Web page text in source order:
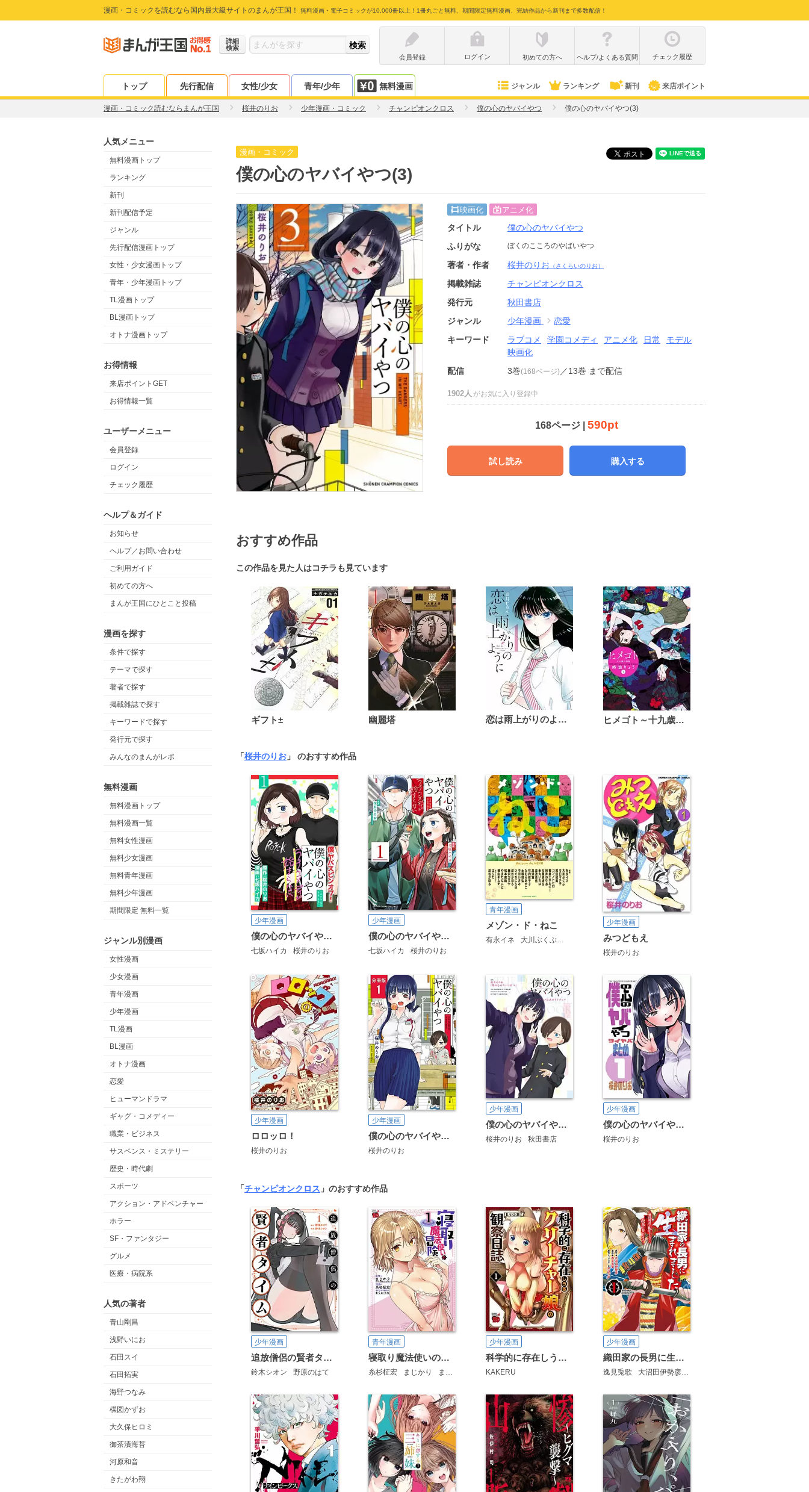
漫画・コミックを読むなら国内最大級サイトのまんが王国！ 無料漫画・電子コミックが10,000冊以上！1冊丸ごと無料、期間限定無料漫画、完結作品から新刊まで多数配信！
詳細
検索
会員登録
ログイン 初めての方へ ヘルプ/よくある質問 チェック履歴
トップ 先行配信 女性/少女 青年/少年 無料漫画 ジャンル ランキング 新刊 来店ポイント
漫画・コミック読むならまんが王国 桜井のりお 少年漫画・コミック チャンピオンクロス 僕の心のヤバイやつ 僕の心のヤバイやつ(3)
人気メニュー
無料漫画トップ
ランキング
新刊
新刊配信予定
ジャンル
先行配信漫画トップ
女性・少女漫画トップ
青年・少年漫画トップ
TL漫画トップ
BL漫画トップ
オトナ漫画トップ
お得情報
来店ポイントGET
お得情報一覧
ユーザーメニュー
会員登録
ログイン
チェック履歴
ヘルプ＆ガイド
お知らせ
ヘルプ／お問い合わせ
ご利用ガイド
初めての方へ
まんが王国にひとこと投稿
漫画を探す
条件で探す
テーマで探す
著者で探す
掲載雑誌で探す
キーワードで探す
発行元で探す
みんなのまんがレポ
無料漫画
無料漫画トップ
無料漫画一覧
無料女性漫画
無料少女漫画
無料青年漫画
無料少年漫画
期間限定 無料一覧
ジャンル別漫画
女性漫画
少女漫画
青年漫画
少年漫画
TL漫画
BL漫画
オトナ漫画
恋愛
ヒューマンドラマ
ギャグ・コメディー
職業・ビジネス
サスペンス・ミステリー
歴史・時代劇
スポーツ
アクション・アドベンチャー
ホラー
SF・ファンタジー
グルメ
医療・病院系
人気の著者
青山剛昌
浅野いにお
石田スイ
石田拓実
海野つなみ
楳図かずお
大久保ヒロミ
御茶漬海苔
河原和音
きたがわ翔
漫画・コミック
僕の心のヤバイやつ(3)
映画化 アニメ化
タイトル
僕の心のヤバイやつ
ふりがな
ぼくのこころのやばいやつ
著者・作者 桜井のりお （さくらいのりお）
掲載雑誌
チャンピオンクロス
発行元
秋田書店
ジャンル
少年漫画
恋愛
キーワード
ラブコメ 学園コメディ アニメ化 日常
モデル
映画化
配信
3巻(168ページ) ／13巻 まで配信
1902人 がお気に入り登録中
168ページ | 590pt
試し読み 購入する
おすすめ作品
この作品を見た人はコチラも見ています
ギフト± 幽麗塔 恋は雨上がりのように ヒメゴト～十九歳の制服～
「桜井のりお 」 のおすすめ作品
少年漫画
僕の心のヤバイやつ ラブコメディが始まらない(話売り)
七坂ハイカ 桜井のりお
少年漫画
僕の心のヤバイやつ ラブコメディが始まらない
七坂ハイカ 桜井のりお
青年漫画
メゾン・ド・ねこ
有永イネ 大川ぶくぶ 黒田硫黄 コンノトヒロ
少年漫画
みつどもえ
桜井のりお
少年漫画
ロロッロ！
桜井のりお
少年漫画
僕の心のヤバイやつ【分冊版】
桜井のりお
少年漫画
僕の心のヤバイやつ TVアニメ公式ガイドブック
桜井のりお 秋田書店
少年漫画
僕の心のヤバイやつ ツイヤバまとめ
桜井のりお
「チャンピオンクロス 」のおすすめ作品
少年漫画
追放僧侶の賢者タイム
鈴木シオン 野原のはて
青年漫画
寝取り魔法使いの冒険
糸杉柾宏 まじかり まくわうに
少年漫画
科学的に存在しうるクリーチャー娘の観察日誌
KAKERU
少年漫画
織田家の長男に生まれました～戦国時代に転生したけど、死にたくないので改革を起こします～
逸見兎歌 大沼田伊勢彦